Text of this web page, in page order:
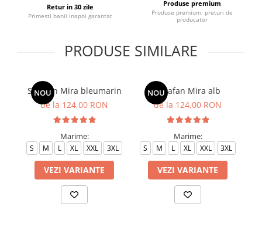
Retur in 30 zile
Primesti banii inapoi garantat
Produse premium
Produse premium, preturi de
producator
PRODUSE SIMILARE
NOU
Sarafan Mira bleumarin
de la 124,00 RON
Marime:
S M L XL XXL 3XL
VEZI VARIANTE
NOUSarafan Mira alb
de la 124,00 RON
Marime:
S M L XL XXL 3XL
VEZI VARIANTE